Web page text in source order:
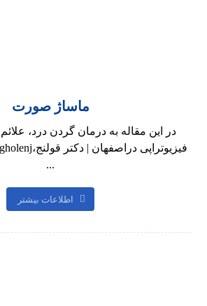
ماساژ صورت
در این مقاله به درمان گردن درد،
...
اطلاعات بیشتر